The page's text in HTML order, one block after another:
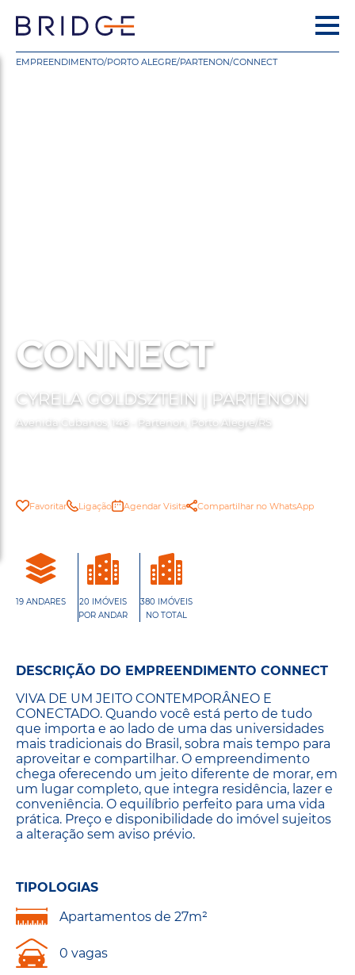
EMPREENDIMENTO/PORTO ALEGRE/PARTENON/CONNECT
CONNECT
CYRELA GOLDSZTEIN | PARTENON
Avenida Cubanos, 146 - Partenon, Porto Alegre/RS
Favoritar Ligação Agendar Visita Compartilhar no WhatsApp
19 ANDARES
20 IMÓVEIS
POR ANDAR
380 IMÓVEIS
NO TOTAL
DESCRIÇÃO DO EMPREENDIMENTO CONNECT
VIVA DE UM JEITO CONTEMPORÂNEO E
CONECTADO. Quando você está perto de tudo
que importa e ao lado de uma das universidades
mais tradicionais do Brasil, sobra mais tempo para
aproveitar e compartilhar. O empreendimento
chega oferecendo um jeito diferente de morar, em
um lugar completo, que integra residência, lazer e
conveniência. O equilíbrio perfeito para uma vida
prática. Preço e disponibilidade do imóvel sujeitos
a alteração sem aviso prévio.
TIPOLOGIAS
Apartamentos de 27m²
0 vagas